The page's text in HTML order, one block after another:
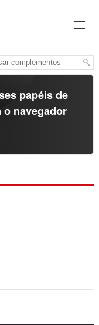
papéis de
o navegador
for Android